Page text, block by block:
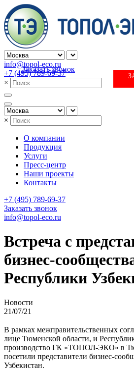
info@topol-eco.ru
+7 (495) 789-69-37
Заказать звонок
×
×
О компании
Продукция
Услуги
Пресс-центр
Наши проекты
Контакты
+7 (495) 789-69-37
Заказать звонок
info@topol-eco.ru
Встреча с
бизнес-
Республики
Новости
21/07/21
В рамках межправительственных
лице Тюменской области, и
производство ГК «ТОПОЛ-ЭКО» в
посетили представители бизнес-
Узбекистан.